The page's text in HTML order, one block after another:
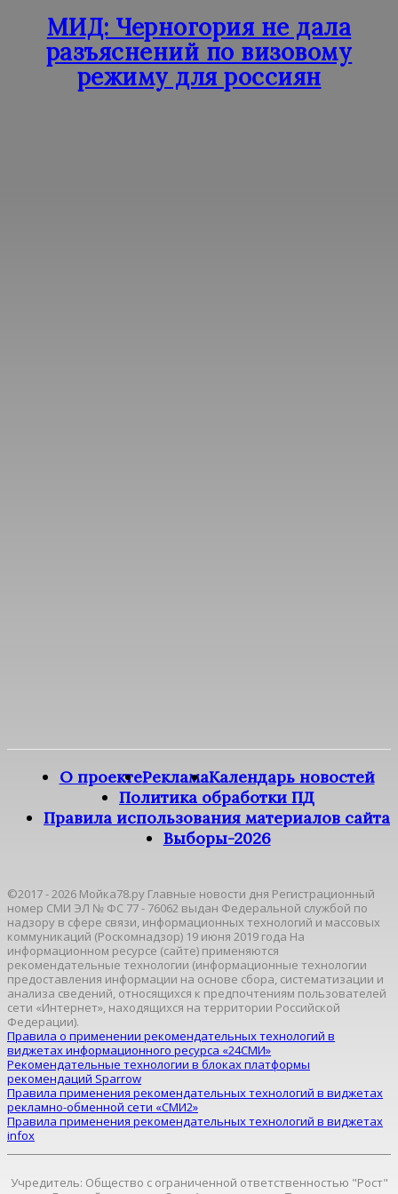
МИД: Черногория не дала
разъяснений по визовому
режиму для россиян
О проектеРекламаКалендарь новостей
Политика обработки ПД
Правила использования материалов сайта
Выборы-2026
©2017 - 2026 Мойка78.ру Главные новости дня Регистрационный
номер СМИ ЭЛ № ФС 77 - 76062 выдан Федеральной службой по
надзору в сфере связи, информационных технологий и массовых
коммуникаций (Роскомнадзор) 19 июня 2019 года На
информационном ресурсе (сайте) применяются
рекомендательные технологии (информационные технологии
предоставления информации на основе сбора, систематизации и
анализа сведений, относящихся к предпочтениям пользователей
сети «Интернет», находящихся на территории Российской
Федерации).
Правила о применении рекомендательных технологий в
виджетах информационного ресурса «24СМИ»
Рекомендательные технологии в блоках платформы
рекомендаций Sparrow
Правила применения рекомендательных технологий в виджетах
рекламно-обменной сети «СМИ2»
Правила применения рекомендательных технологий в виджетах
infox
Учредитель: Общество с ограниченной ответственностью "Рост"